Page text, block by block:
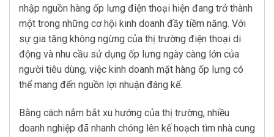
nhập nguồn hàng ốp lưng điện thoại hiện đang trở thành
một trong những cơ hội kinh doanh đầy tiềm năng. Với
sự gia tăng không ngừng của thị trường điện thoại di
động và nhu cầu sử dụng ốp lưng ngày càng lớn của
người tiêu dùng, việc kinh doanh mặt hàng ốp lưng có
thể mang đến nguồn lợi nhuận đáng kể.
Bằng cách nắm bắt xu hướng của thị trường, nhiều
doanh nghiệp đã nhanh chóng lên kế hoạch tìm nhà cung